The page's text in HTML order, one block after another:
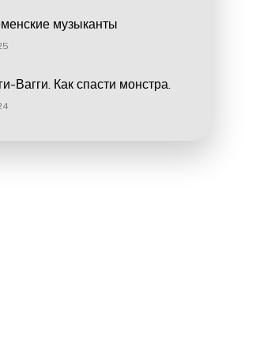
музыканты
Вагги. Как спасти монстра.